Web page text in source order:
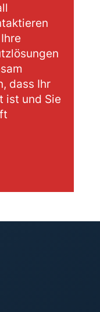
dass Ihr
ist und Sie